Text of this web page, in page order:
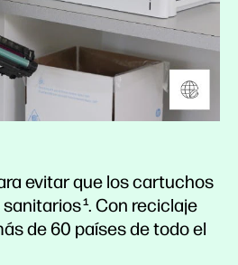
evitar que los cartuchos
sanitarios1. Con reciclaje
de 60 países de todo el